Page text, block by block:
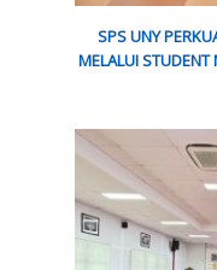
SPS UNY
MELALUI STUDENT